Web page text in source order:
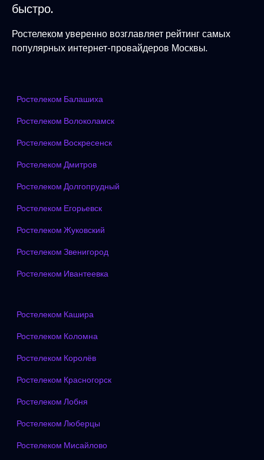
быстро.
Ростелеком уверенно возглавляет рейтинг самых
популярных интернет-провайдеров Москвы.
Ростелеком Балашиха
Ростелеком Волоколамск
Ростелеком Воскресенск
Ростелеком Дмитров
Ростелеком Долгопрудный
Ростелеком Егорьевск
Ростелеком Жуковский
Ростелеком Звенигород
Ростелеком Ивантеевка
Ростелеком Кашира
Ростелеком Коломна
Ростелеком Королёв
Ростелеком Красногорск
Ростелеком Лобня
Ростелеком Люберцы
Ростелеком Мисайлово